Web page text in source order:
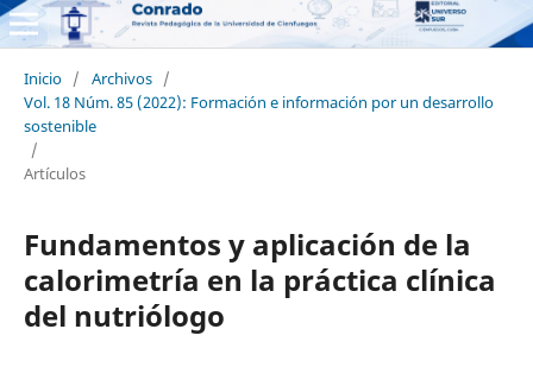
Inicio / Archivos /
Vol. 18 Núm. 85 (2022): Formación e información por un desarrollo
sostenible
/
Artículos
Fundamentos y aplicación de la
calorimetría en la práctica clínica
del nutriólogo